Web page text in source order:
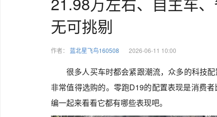
无可挑剔
作者： 蓝北星飞鸟160508 2026-06-11 10:00
很多人买车时都会紧跟潮流，众多的科技
非常值得选购的。零跑D19的配置表现是消费
编一起来看看它都有哪些表现吧。